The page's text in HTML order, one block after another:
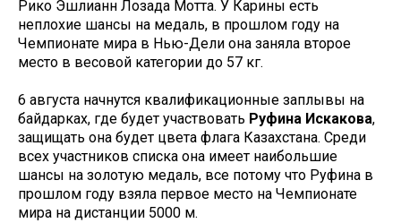
Рико Эшлианн Лозада Мотта. У Карины есть
неплохие шансы на медаль, в прошлом году на
Чемпионате мира в Нью-Дели она заняла второе
место в весовой категории до 57 кг.
6 августа начнутся квалификационные заплывы на
байдарках, где будет участвовать Руфина Искакова,
защищать она будет цвета флага Казахстана. Среди
всех участников списка она имеет наибольшие
шансы на золотую медаль, все потому что Руфина в
прошлом году взяла первое место на Чемпионате
мира на дистанции 5000 м.